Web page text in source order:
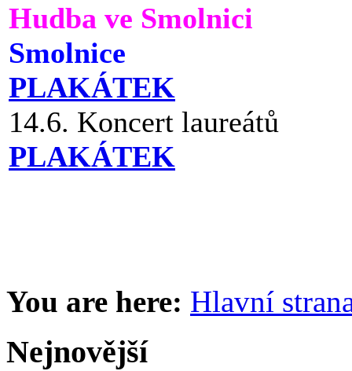
Hudba ve Smolnici
Smolnice
PLAKÁTEK
14.6. Koncert laureátů
PLAKÁTEK
You are here: Hlavní
Nejnovější